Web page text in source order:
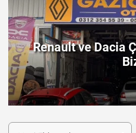
Renault ve Dacia